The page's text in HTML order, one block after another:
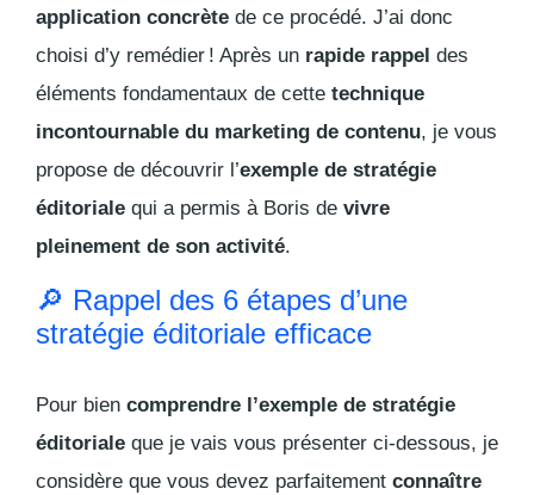
application concrète de ce procédé. J’ai donc
choisi d’y remédier ! Après un rapide rappel des
éléments fondamentaux de cette technique
incontournable du marketing de contenu, je vous
propose de découvrir l’exemple de stratégie
éditoriale qui a permis à Boris de vivre
pleinement de son activité.
🔎 Rappel des 6 étapes d’une
stratégie éditoriale efficace
Pour bien comprendre l’exemple de stratégie
éditoriale que je vais vous présenter ci-dessous, je
considère que vous devez parfaitement connaître